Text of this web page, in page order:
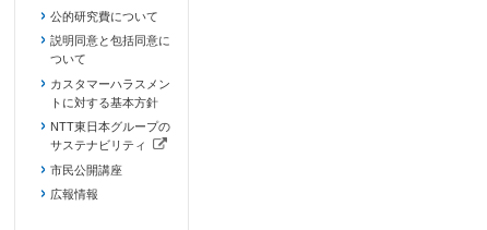
公的研究費について
説明同意と包括同意に
ついて
カスタマーハラスメン
トに対する基本方針
NTT東日本グループの
サステナビリティ
（新しいタブで開きます）
市民公開講座
広報情報